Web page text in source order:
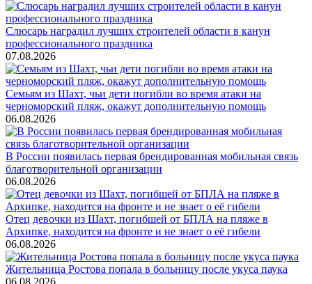
Слюсарь наградил лучших строителей области в канун
профессионального праздника
07.08.2026
Семьям из Шахт, чьи дети погибли во время атаки на
черноморский пляж, окажут дополнительную помощь
06.08.2026
В России появилась первая брендированная мобильная связь
благотворительной организации
06.08.2026
Отец девочки из Шахт, погибшей от БПЛА на пляже в
Архипке, находится на фронте и не знает о её гибели
06.08.2026
Жительница Ростова попала в больницу после укуса паука
06.08.2026